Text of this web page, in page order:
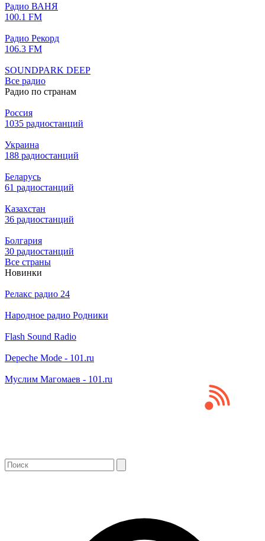
Радио ВАНЯ
100.1 FM
Радио Рекорд
106.3 FM
SOUNDPARK DEEP
Все радио
Радио по странам
Россия
1035 радиостанций
Украина
188 радиостанций
Беларусь
61 радиостанций
Казахстан
36 радиостанций
Болгария
30 радиостанций
Все страны
Новинки
Релакс радио 24
Народное радио Родники
Flash Sound Radio
Depeche Mode - 101.ru
Муслим Магомаев - 101.ru